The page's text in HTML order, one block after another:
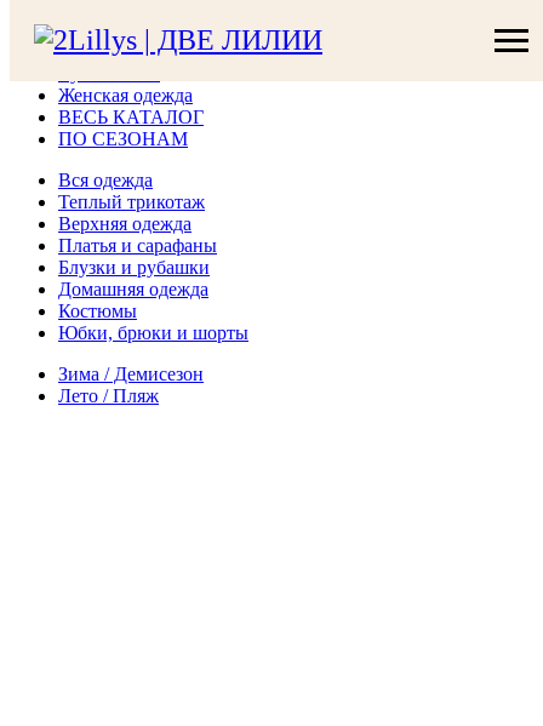
Шляпы летние
Сумки летние
Женская одежда
ВЕСЬ КАТАЛОГ
ПО СЕЗОНАМ
Вся одежда
Теплый трикотаж
Верхняя одежда
Платья и сарафаны
Блузки и рубашки
Домашняя одежда
Костюмы
Юбки, брюки и шорты
Зима / Демисезон
Лето / Пляж